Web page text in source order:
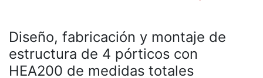
Diseño, fabricación y montaje de
estructura de 4 pórticos con
HEA200 de medidas totales